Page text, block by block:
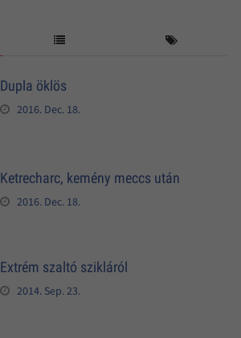
Dupla öklös
2016. Dec. 18.
Ketrecharc, kemény meccs után
2016. Dec. 18.
Extrém szaltó szikláról
2014. Sep. 23.